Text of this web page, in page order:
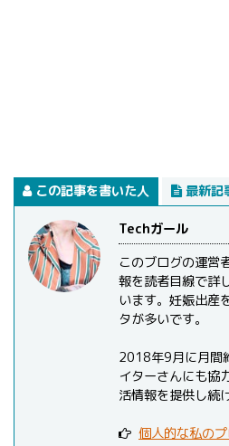
この記事を書いた人 最新記
Techガール
このブログの運営
報を読者目線で詳
います。妊娠出産
タが多いです。
2018年9月に月間
イターさんにも協
活情報を提供し続
個人的な私の